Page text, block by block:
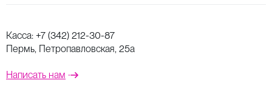
Касса: +7 (342) 212-30-87
Пермь, Петропавловская, 25а
Написать нам